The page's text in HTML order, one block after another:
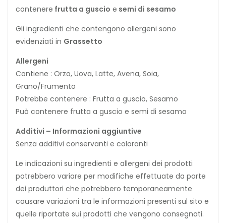
contenere frutta a guscio e semi di sesamo
Gli ingredienti che contengono allergeni sono
evidenziati in Grassetto
Allergeni
Contiene : Orzo, Uova, Latte, Avena, Soia,
Grano/Frumento
Potrebbe contenere : Frutta a guscio, Sesamo
Può contenere frutta a guscio e semi di sesamo
Additivi – Informazioni aggiuntive
Senza additivi conservanti e coloranti
Le indicazioni su ingredienti e allergeni dei prodotti
potrebbero variare per modifiche effettuate da parte
dei produttori che potrebbero temporaneamente
causare variazioni tra le informazioni presenti sul sito e
quelle riportate sui prodotti che vengono consegnati.